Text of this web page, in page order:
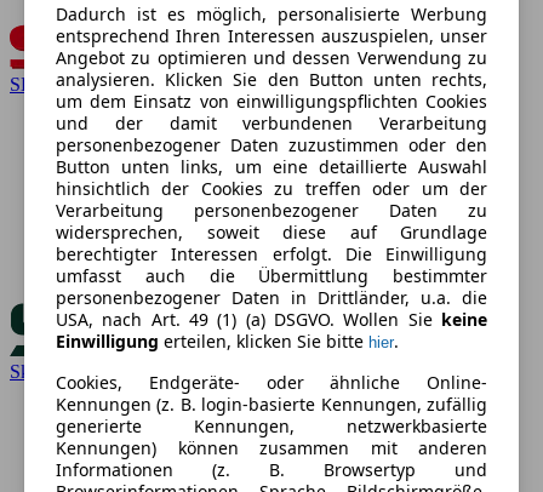
SEAT
Skoda
Dadurch ist es möglich, personalisierte Werbung
entsprechend Ihren Interessen auszuspielen, unser
Angebot zu optimieren und dessen Verwendung zu
analysieren. Klicken Sie den Button unten rechts,
um dem Einsatz von einwilligungspflichten Cookies
und der damit verbundenen Verarbeitung
personenbezogener Daten zuzustimmen oder den
Button unten links, um eine detaillierte Auswahl
hinsichtlich der Cookies zu treffen oder um der
Verarbeitung personenbezogener Daten zu
widersprechen, soweit diese auf Grundlage
berechtigter Interessen erfolgt. Die Einwilligung
umfasst auch die Übermittlung bestimmter
personenbezogener Daten in Drittländer, u.a. die
USA, nach Art. 49 (1) (a) DSGVO. Wollen Sie keine
Einwilligung erteilen, klicken Sie bitte hier.
Cookies, Endgeräte- oder ähnliche Online-
Kennungen (z. B. login-basierte Kennungen, zufällig
generierte Kennungen, netzwerkbasierte
Kennungen) können zusammen mit anderen
Informationen (z. B. Browsertyp und